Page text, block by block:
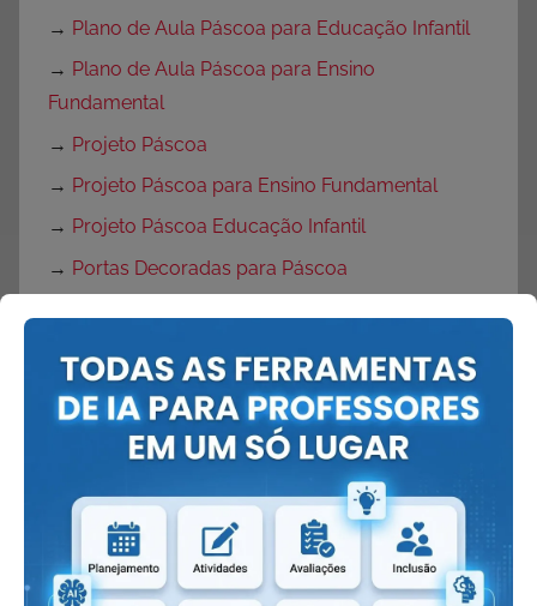
→ Plano de Aula Páscoa para Educação Infantil
→ Plano de Aula Páscoa para Ensino
Fundamental
→ Projeto Páscoa
→ Projeto Páscoa para Ensino Fundamental
→ Projeto Páscoa Educação Infantil
→ Portas Decoradas para Páscoa
→Cartaz de Páscoa
Decoração de Páscoa
Volta às Aulas:
O que fazer no primeiro dia de aula?
→Dicas Volta às Aulas